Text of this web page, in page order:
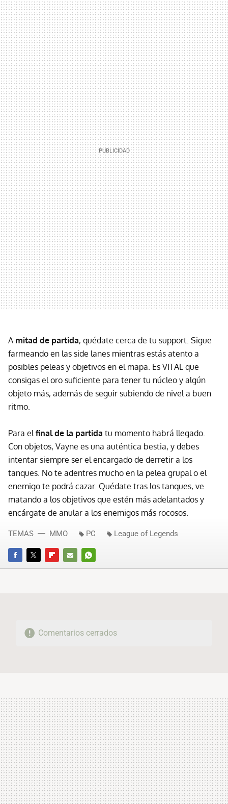
A mitad de partida, quédate cerca de tu support. Sigue
farmeando en las side lanes mientras estás atento a
posibles peleas y objetivos en el mapa. Es VITAL que
consigas el oro suficiente para tener tu núcleo y algún
objeto más, además de seguir subiendo de nivel a buen
ritmo.
Para el final de la partida tu momento habrá llegado.
Con objetos, Vayne es una auténtica bestia, y debes
intentar siempre ser el encargado de derretir a los
tanques. No te adentres mucho en la pelea grupal o el
enemigo te podrá cazar. Quédate tras los tanques, ve
matando a los objetivos que estén más adelantados y
encárgate de anular a los enemigos más rocosos.
FACEBOOKTWITTERFLIPBOARD
E-
WHATSAPP
TEMAS MMO PC League of Legends
Comentarios cerrados